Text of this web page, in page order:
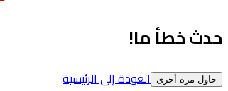
حدث خطأ ما!
حاول مره أخرى العودة إلى الرئيسية